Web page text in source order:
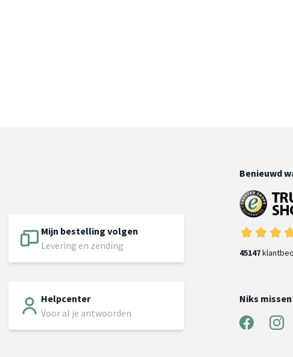
Mijn bestelling volgen
Levering en zending
Helpcenter
Voor al je antwoorden
Benieuwd
45147
Niks